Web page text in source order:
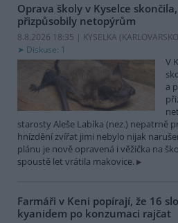
Oprava školy v Kyselce
přizpůsobily netopýrům
8.8.2026 18:35 | KYSELKA
Diskuse: 1
V
a
starosty Aleše Labíka (nez.) nepatrně
hnízdění zvířat jimi nebylo nijak
plánu je nově opravená i věžička na
spoustě let vrátila makovice.
Farmáři v Keni popírají, že 16
kyanidem po konzumaci rajčat